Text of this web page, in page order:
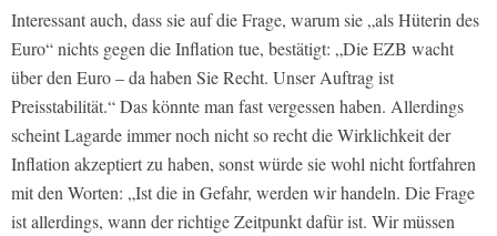
Interessant auch, dass sie auf die Frage, warum sie „als Hüterin des
Euro“ nichts gegen die Inflation tue, bestätigt: „Die EZB wacht
über den Euro – da haben Sie Recht. Unser Auftrag ist
Preisstabilität.“ Das könnte man fast vergessen haben. Allerdings
scheint Lagarde immer noch nicht so recht die Wirklichkeit der
Inflation akzeptiert zu haben, sonst würde sie wohl nicht fortfahren
mit den Worten: „Ist die in Gefahr, werden wir handeln. Die Frage
ist allerdings, wann der richtige Zeitpunkt dafür ist. Wir müssen